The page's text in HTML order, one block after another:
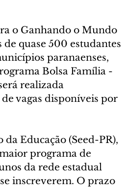
o Ganhando o Mundo
quase 500 estudantes
paranaenses,
Bolsa Família -
realizada
vagas disponíveis por
Educação (Seed-PR),
programa de
da rede estadual
inscreverem. O prazo